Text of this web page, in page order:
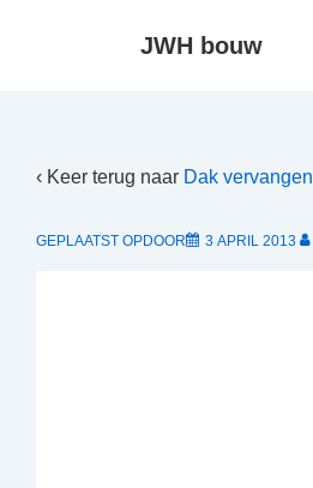
JWH bouw
‹ Keer terug naar Dak vervangen
GEPLAATST OPDOOR 3 APRIL 2013